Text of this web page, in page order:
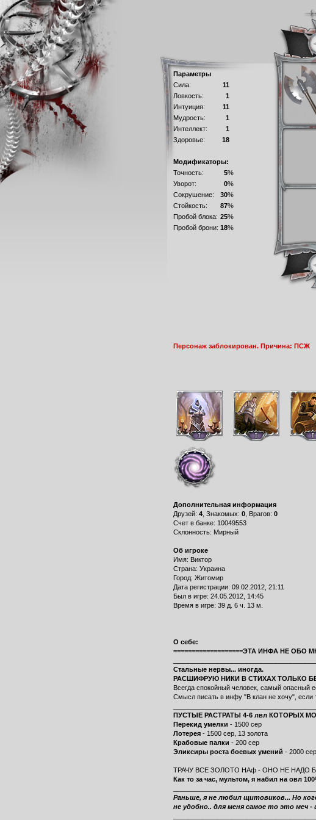
Параметры
Сила:
11
Ловкость:
1
Интуиция:
11
Мудрость:
1
Интеллект:
1
Здоровье:
18
Модификаторы:
Точность:
5%
Уворот:
0%
Сокрушение:
30%
Стойкость:
87%
Пробой блока: 25%
Пробой брони: 18%
Персонаж заблокирован. Причина: ПСЖ
Дополнительная информация
Друзей: 4, Знакомых: 0, Врагов: 0
Счет в банке: 10049553
Склонность: Мирный
Об игроке
Имя: Виктор
Страна: Украина
Город: Житомир
Дата регистрации: 09.02.2012, 21:11
Был в игре: 24.05.2012, 14:45
Время в игре: 39 д. 6 ч. 13 м.
О себе:
===================ЭТА ИНФА НЕ ОБО
Стальные нервы... иногда.
РАСШИФРУЮ НИКИ В СТИХАХ ТОЛЬКО
Всегда спокойный человек, самый опасный
Смысл писать в инфу "В клан не хочу", если
ПУСТЫЕ РАСТРАТЫ 4-6 лвл КОТОРЫХ
Перекид умелки - 1500 сер
Лотерея- 1500 сер, 13 золота
Крабовые палки - 200 сер
Эликсиры роста боевых умений - 2000
ТРАЧУ ВСЕ ЗОЛОТО НАф - ОНО НЕ НАДО
Как то за час, мультом, я набил на овл
Раньше, я не любил щитовиков... Но
не удобно.. для меня самое то это меч